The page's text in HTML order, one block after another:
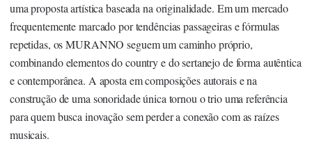
uma proposta artística baseada na originalidade. Em um mercado
frequentemente marcado por tendências passageiras e fórmulas
repetidas, os MURANNO seguem um caminho próprio,
combinando elementos do country e do sertanejo de forma autêntica
e contemporânea. A aposta em composições autorais e na
construção de uma sonoridade única tornou o trio uma referência
para quem busca inovação sem perder a conexão com as raízes
musicais.